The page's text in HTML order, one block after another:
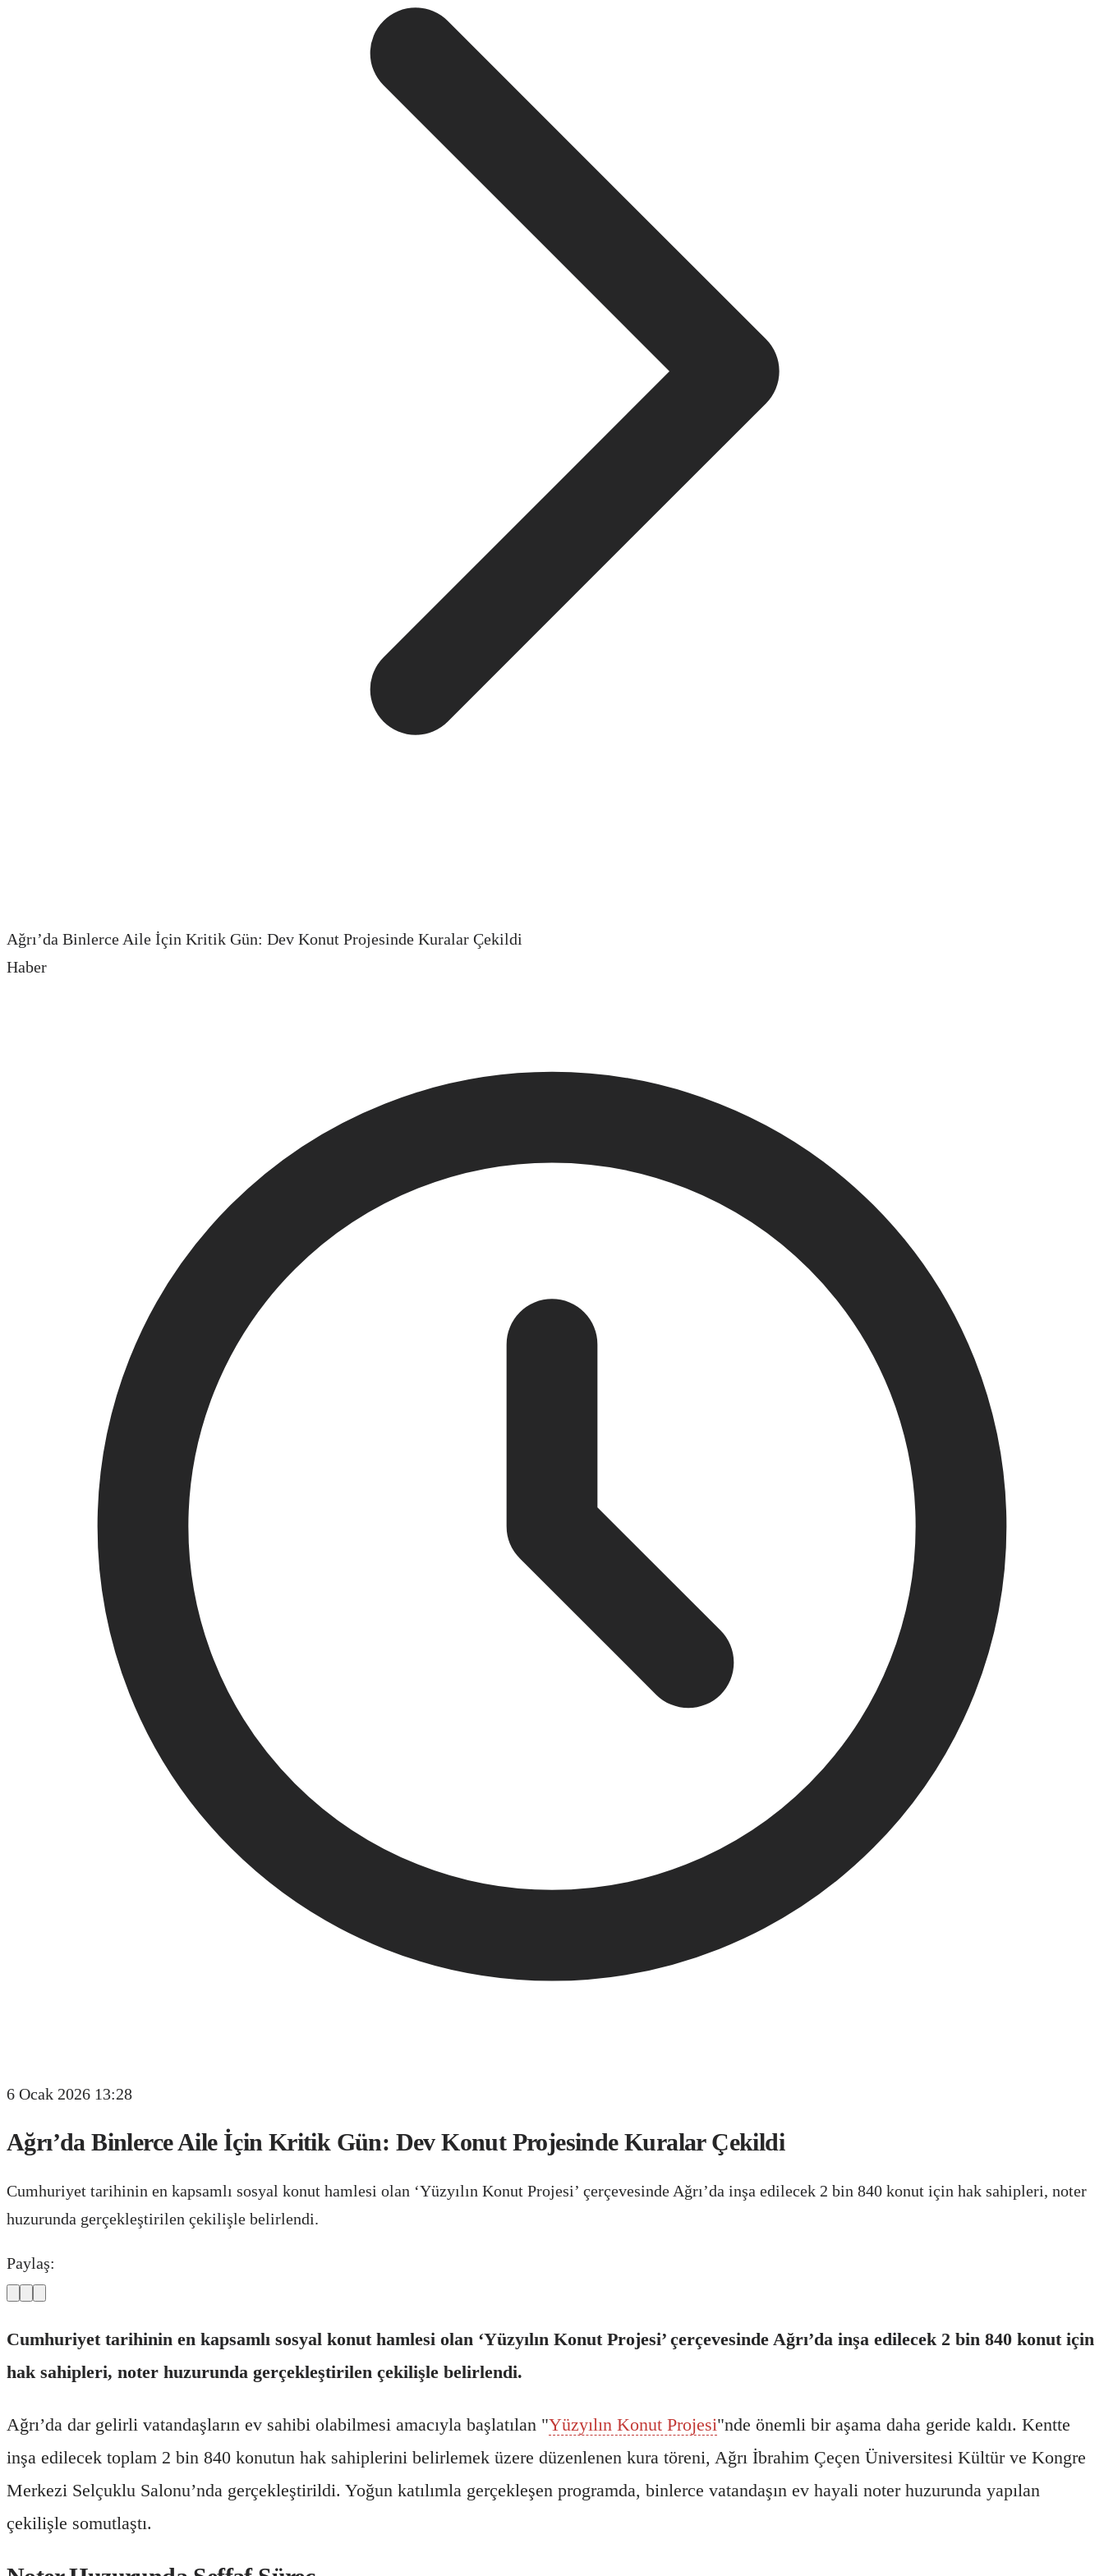
Ağrı’da Binlerce Aile İçin Kritik Gün: Dev Konut Projesinde Kuralar Çekildi
Haber
6 Ocak 2026 13:28
Ağrı’da Binlerce Aile İçin Kritik Gün: Dev Konut Projesinde Kuralar Çekildi
Cumhuriyet tarihinin en kapsamlı sosyal konut hamlesi olan ‘Yüzyılın Konut Projesi’ çerçevesinde Ağrı’da inşa edilecek 2 bin 840 konut için hak sahipleri, noter
huzurunda gerçekleştirilen çekilişle belirlendi.
Paylaş:
Cumhuriyet tarihinin en kapsamlı sosyal konut hamlesi olan ‘Yüzyılın Konut Projesi’ çerçevesinde Ağrı’da inşa edilecek 2 bin 840 konut için
hak sahipleri, noter huzurunda gerçekleştirilen çekilişle belirlendi.
Ağrı’da dar gelirli vatandaşların ev sahibi olabilmesi amacıyla başlatılan "Yüzyılın Konut Projesi"nde önemli bir aşama daha geride kaldı. Kentte
inşa edilecek toplam 2 bin 840 konutun hak sahiplerini belirlemek üzere düzenlenen kura töreni, Ağrı İbrahim Çeçen Üniversitesi Kültür ve Kongre
Merkezi Selçuklu Salonu’nda gerçekleştirildi. Yoğun katılımla gerçekleşen programda, binlerce vatandaşın ev hayali noter huzurunda yapılan
çekilişle somutlaştı.